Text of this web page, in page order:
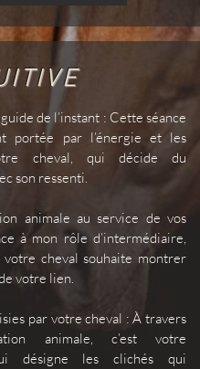
de l’instant : Cette séance
portée par l’énergie et les
cheval, qui décide du
son ressenti.
animale au service de vos
à mon rôle d’intermédiaire,
votre cheval souhaite montrer
votre lien.
par votre cheval :À travers
animale, c’est votre
désigne les clichés qui